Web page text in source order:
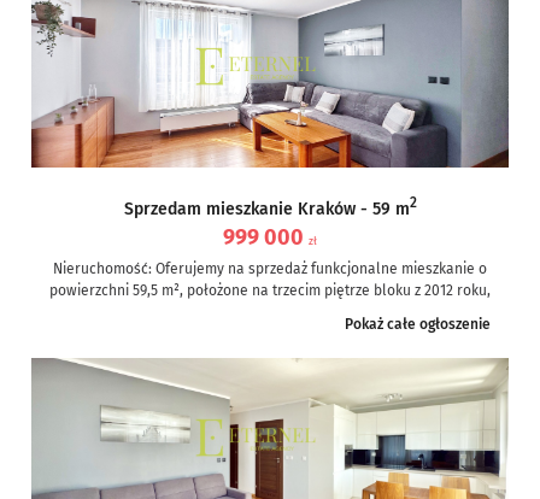
Sprzedam mieszkanie Kraków - 59 m2
999 000 zł
Nieruchomość: Oferujemy na sprzedaż funkcjonalne mieszkanie o
powierzchni 59,5 m², położone na trzecim piętrze bloku z 2012 roku,
Pokaż całe ogłoszenie